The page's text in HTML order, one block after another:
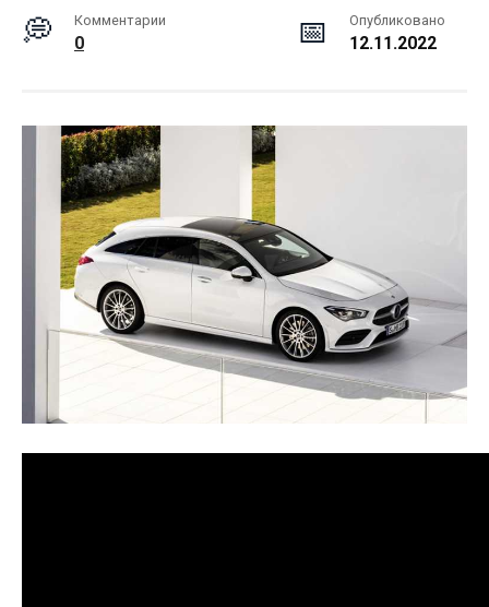
Комментарии
0
Опубликовано
12.11.2022